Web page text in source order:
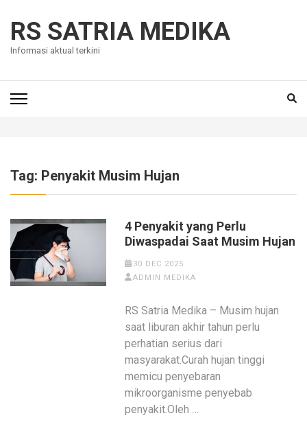
content
(Press
RS SATRIA MEDIKA
Informasi aktual terkini
Tag: Penyakit Musim Hujan
4 Penyakit yang Perlu
Diwaspadai Saat Musim Hujan
30 DEC 2025
ADMIN MEDIKA
RS Satria Medika – Musim hujan
saat liburan akhir tahun perlu
perhatian serius dari
masyarakat.Curah hujan tinggi
memicu penyebaran
mikroorganisme penyebab
penyakit.Oleh …